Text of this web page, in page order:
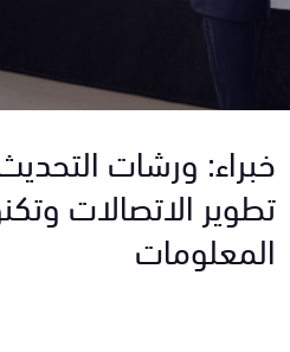
خبراء: ورشات
تطوير الاتصالات
المعلومات